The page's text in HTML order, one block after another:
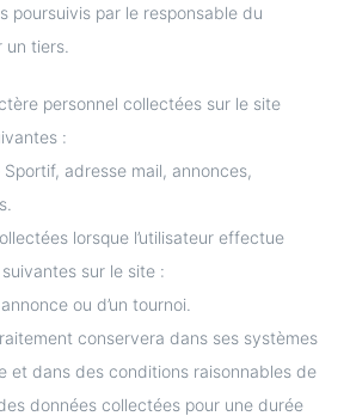
poursuivis par le responsable du
tiers.
personnel collectées sur le site
:
adresse mail, annonces,
lorsque l’utilisateur effectue
sur le site :
ou d’un tournoi.
conservera dans ses systèmes
et dans des conditions raisonnables de
données collectées pour une durée